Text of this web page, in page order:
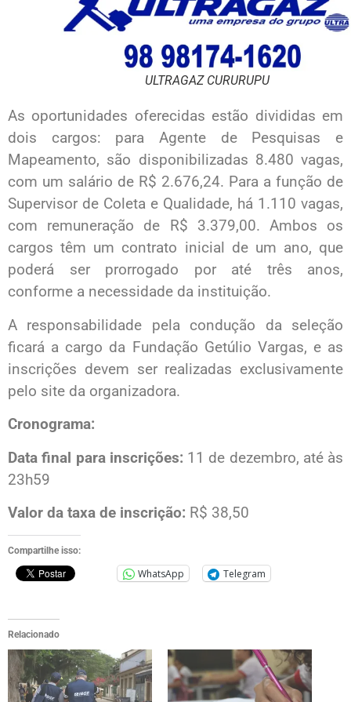
ULTRAGAZ CURURUPU
As oportunidades oferecidas estão divididas em
dois cargos: para Agente de Pesquisas e
Mapeamento, são disponibilizadas 8.480 vagas,
com um salário de R$ 2.676,24. Para a função de
Supervisor de Coleta e Qualidade, há 1.110 vagas,
com remuneração de R$ 3.379,00. Ambos os
cargos têm um contrato inicial de um ano, que
poderá ser prorrogado por até três anos,
conforme a necessidade da instituição.
A responsabilidade pela condução da seleção
ficará a cargo da Fundação Getúlio Vargas, e as
inscrições devem ser realizadas exclusivamente
pelo site da organizadora.
Cronograma:
Data final para inscrições: 11 de dezembro, até às
23h59
Valor da taxa de inscrição: R$ 38,50
Compartilhe isso:
WhatsApp Telegram
Relacionado